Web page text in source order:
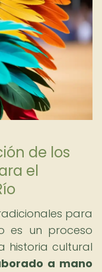
de los
el
para
es un proceso
historia cultural
a mano